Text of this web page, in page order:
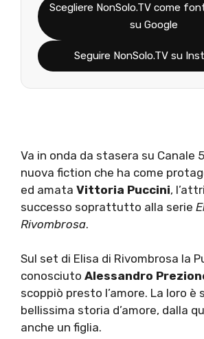
Scegliere NonSolo.TV come
su Google
Seguire NonSolo.TV su
Va in onda da stasera su Canale 5
nuova fiction che ha come
ed amata Vittoria Puccini,
successo soprattutto alla serie
Rivombrosa.
Sul set di Elisa di Rivombrosa la
conosciuto Alessandro
scoppiò presto l’amore. La loro è
bellissima storia d’amore, dalla
anche un figlia.